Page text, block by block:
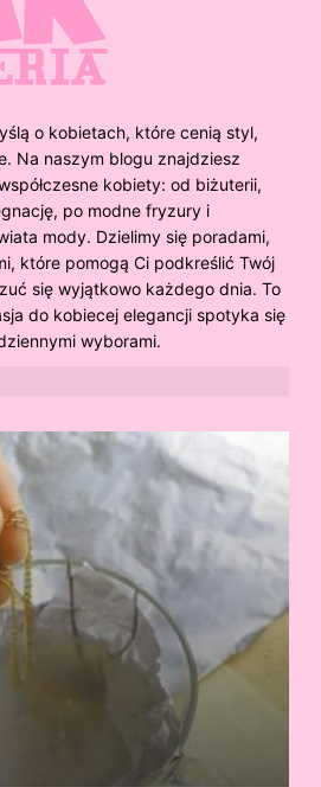
o kobietach, które cenią styl,
Na naszym blogu znajdziesz
kobiety: od biżuterii,
po modne fryzury i
mody. Dzielimy się poradami,
które pomogą Ci podkreślić Twój
się wyjątkowo każdego dnia. To
do kobiecej elegancji spotyka się
wyborami.